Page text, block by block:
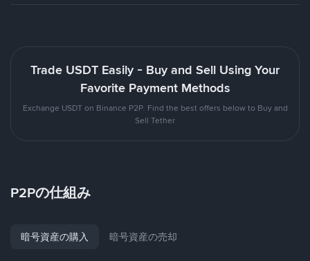
Trade USDT Easily - Buy and Sell Using Your
Favorite Payment Methods
Exchange USDT on Binance P2P. Find the best offers below to Buy and
Sell Tether
P2Pの仕組み
暗号資産の購入 暗号資産の売却